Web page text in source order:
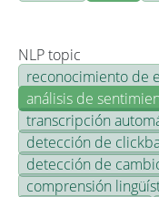
NLP topic
reconocimiento de
análisis de
transcripción
detección de
detección de
comprensión